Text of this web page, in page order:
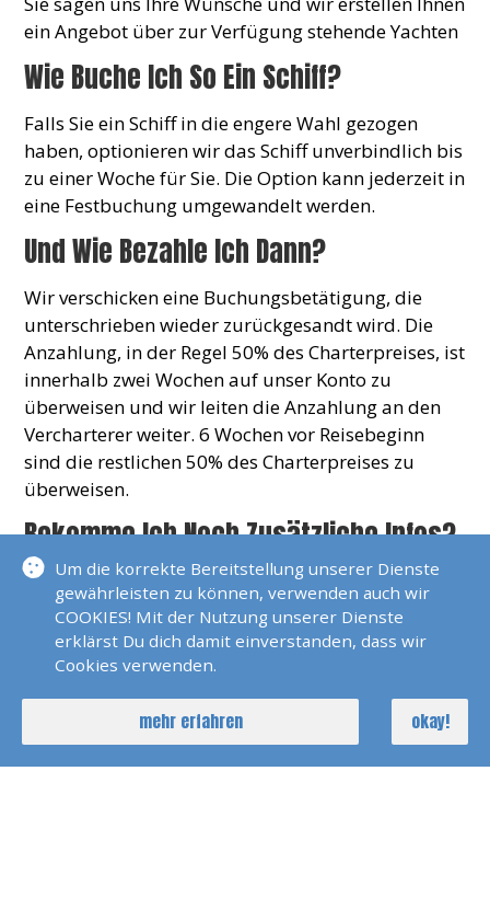
ein Angebot über zur Verfügung stehende Yachten
Wie Buche Ich So Ein Schiff?
Falls Sie ein Schiff in die engere Wahl gezogen
haben, optionieren wir das Schiff unverbindlich bis
zu einer Woche für Sie. Die Option kann jederzeit in
eine Festbuchung umgewandelt werden.
Und Wie Bezahle Ich Dann?
Wir verschicken eine Buchungsbetätigung, die
unterschrieben wieder zurückgesandt wird. Die
Anzahlung, in der Regel 50% des Charterpreises, ist
innerhalb zwei Wochen auf unser Konto zu
überweisen und wir leiten die Anzahlung an den
Vercharterer weiter. 6 Wochen vor Reisebeginn
sind die restlichen 50% des Charterpreises zu
überweisen.
Bekomme Ich Noch Zusätzliche Infos?
Ja, nach Restzahlung werden alle erforderlichen
Dokumente rechtzeitig an Sie versandt, so daß Sie
alle Informationen für einen gelungen
Yachtcharter erhalten haben.
Sind Die Yachten Versichert?
Um die korrekte Bereitstellung unserer Dienste
gewährleisten zu können, verwenden auch wir
COOKIES! Mit der Nutzung unserer Dienste
erklärst Du dich damit einverstanden, dass wir
Cookies verwenden.
mehr erfahren okay!